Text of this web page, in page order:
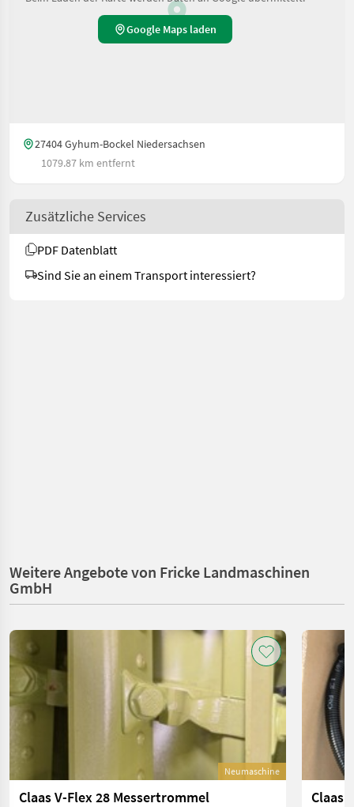
Google Maps laden
27404 Gyhum-Bockel Niedersachsen
1079.87 km entfernt
Zusätzliche Services
PDF Datenblatt
Sind Sie an einem Transport interessiert?
Weitere Angebote von Fricke Landmaschinen
GmbH
Neumaschine
Claas V-Flex 28 Messertrommel